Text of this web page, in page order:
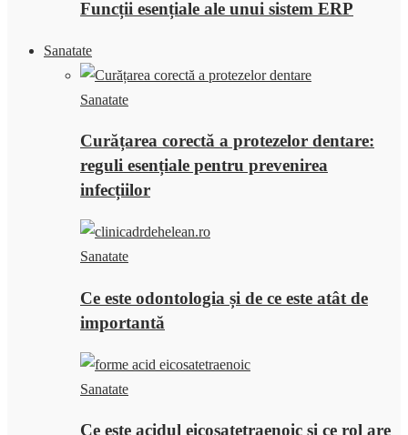
Funcții esențiale ale unui sistem ERP
Sanatate
Sanatate
Curățarea corectă a protezelor dentare:
reguli esențiale pentru prevenirea
infecțiilor
Sanatate
Ce este odontologia și de ce este atât de
importantă
Sanatate
Ce este acidul eicosatetraenoic și ce rol are